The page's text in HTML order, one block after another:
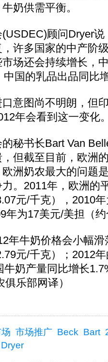
奶供需平衡。
顾问Dryer说
许多国家的中产阶
场还会持续增长，
中国的乳品出品同比
图尚不明朗，但
年会看到这一变化
书长Bart Van
但截至目前，欧洲
洲奶农最大的问题
。2011年，欧洲的
元/千克），2010
年为17美元/美担（
牛奶价格会小幅滑
元/千克）；2012
奶产量同比增长
乐部网译）
市场推广 Beck Bart
Dryer